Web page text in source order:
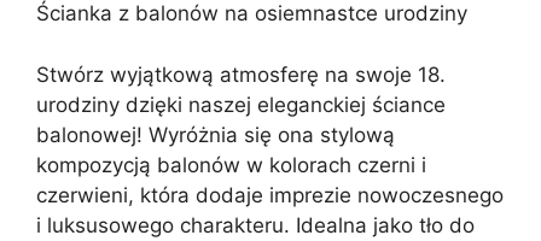
Ścianka z balonów na osiemnastce urodziny
Stwórz wyjątkową atmosferę na swoje 18.
urodziny dzięki naszej eleganckiej ściance
balonowej! Wyróżnia się ona stylową
kompozycją balonów w kolorach czerni i
czerwieni, która dodaje imprezie nowoczesnego
i luksusowego charakteru. Idealna jako tło do